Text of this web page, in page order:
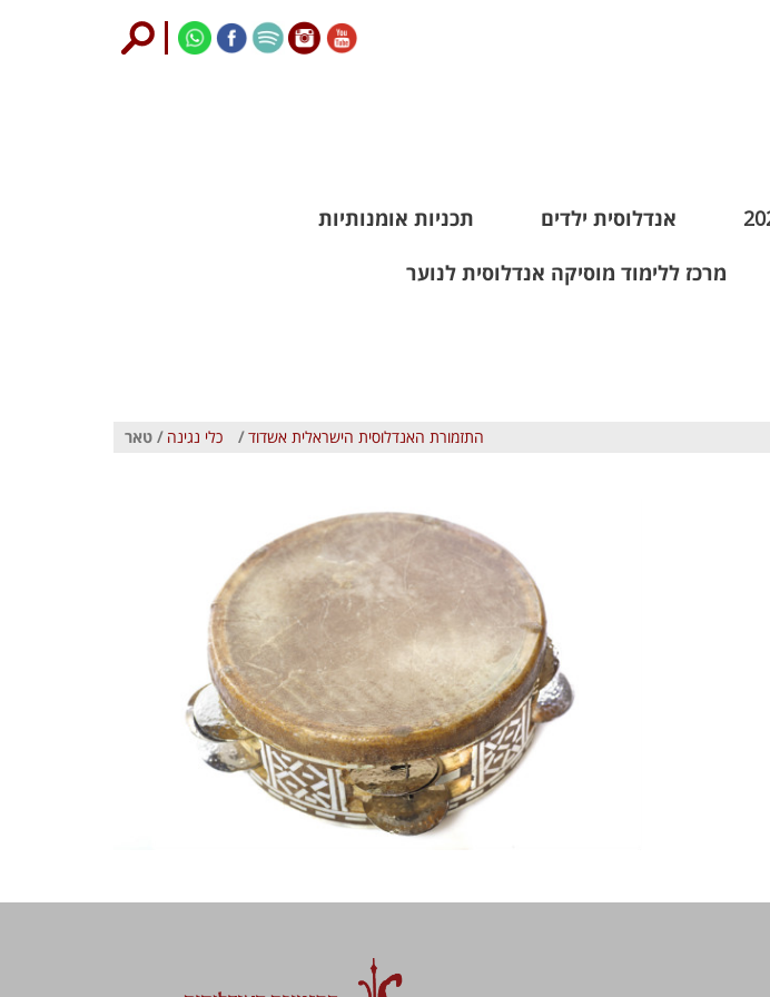
אנדלוסית ילדים תכניות אומנותיות
מרכז ללימוד מוסיקה אנדלוסית לנוער
התזמורת האנדלוסית הישראלית אשדוד/ כלי נגינה / טאר